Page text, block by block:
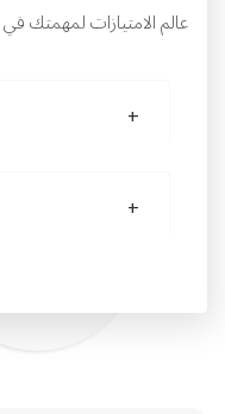
عالم الامتيازات لمهمتك في